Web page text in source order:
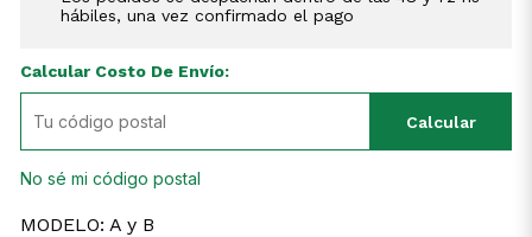
hábiles, una vez confirmado el pago
Calcular Costo De Envío:
Calcular
No sé mi código postal
MODELO: A y B